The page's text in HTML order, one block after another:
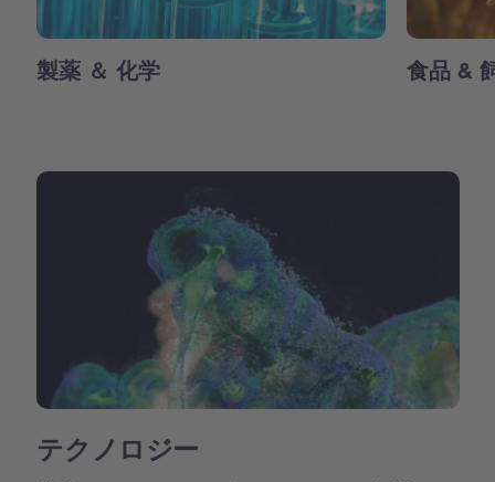
製薬 ＆ 化学 食品 &
テクノロジー